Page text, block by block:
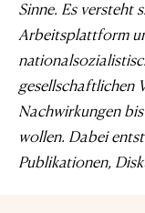
Sinne. Es versteht
Arbeitsplattform
gesellschaftlichen
Nachwirkungen
wollen. Dabei
Publikationen,
Simon